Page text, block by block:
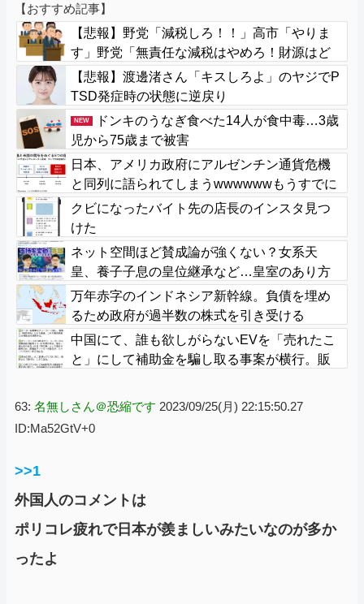
【おすすめ記事】
【悲報】野党「減税しろ！！」高市「やりま
す」野党「無責任な減税はやめろ！財源はど
うする????」
【悲報】渡邊渚さん「キスしろよ」のヤジでP
TSD発症時の状態に逆戻り
NEW
ドンキのうなぎ食べた14人が食中毒…3歳
児から75歳まで被害
日本、アメリカ政府にアルゼンチン通貨危機
と同列に語られてしまうwwwwwwもうすでに
158円に戻る
クビになったバイト先の店長のインスタ見つ
けた
ネット空間ほど賛成論が強くない？女系天
皇、養子子息の皇位継承など…皇室のあり方
に関する意識調査で見えた意外な結果とは
万年赤字のインドネシア新幹線。負債を埋め
るため政府が過半数の株式を引き受ける
中国にて、誰も欲しがらないEVを「売れたこ
と」にして補助金を騙し取る事案が横行。販
63: 名無しさん＠恐縮です 2023/09/25(月) 22:15:50.27
ID:Ma52GtV+0
>>1
外国人のコメントは
ポリコレ疲れで日本が羨ましいみたいなのが多か
ったよ